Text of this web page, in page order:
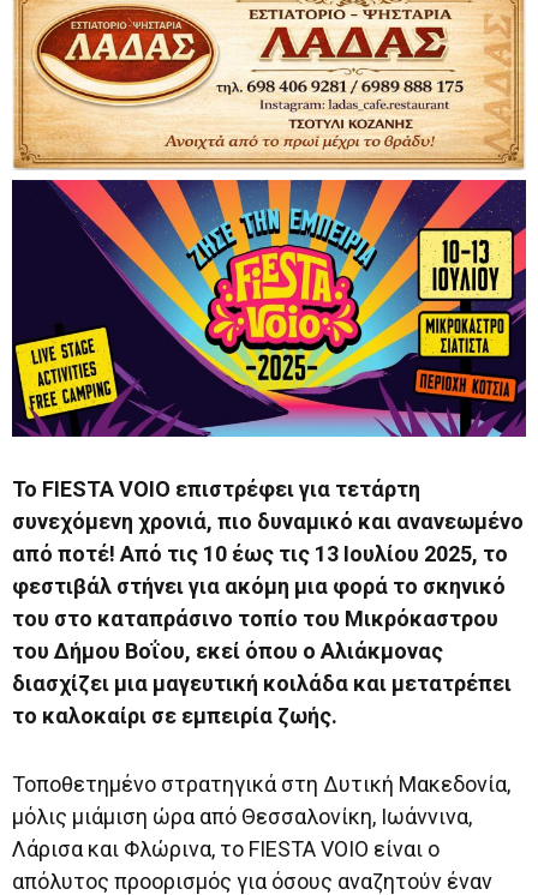
Το FIESTA VOIO επιστρέφει για τετάρτη
συνεχόμενη χρονιά, πιο δυναμικό και ανανεωμένο
από ποτέ! Από τις 10 έως τις 13 Ιουλίου 2025, το
φεστιβάλ στήνει για ακόμη μια φορά το σκηνικό
του στο καταπράσινο τοπίο του Μικρόκαστρου
του Δήμου Βοΐου, εκεί όπου ο Αλιάκμονας
διασχίζει μια μαγευτική κοιλάδα και μετατρέπει
το καλοκαίρι σε εμπειρία ζωής.
Τοποθετημένο στρατηγικά στη Δυτική Μακεδονία,
μόλις μιάμιση ώρα από Θεσσαλονίκη, Ιωάννινα,
Λάρισα και Φλώρινα, το FIESTA VOIO είναι ο
απόλυτος προορισμός για όσους αναζητούν έναν